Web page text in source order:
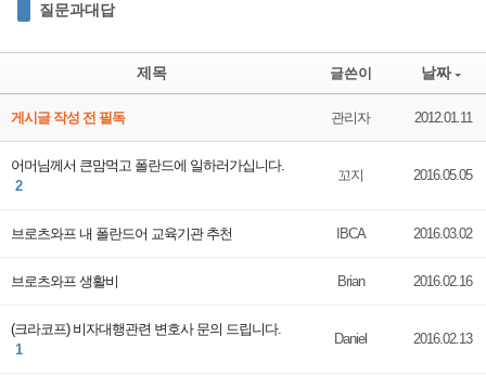
질문과대답
제목 글쓴이 날짜
게시글 작성 전 필독 관리자 2012.01.11
어머님께서 큰맘먹고 폴란드에 일하러가십니다.
2
꼬지 2016.05.05
브로츠와프 내 폴란드어 교육기관 추천 IBCA 2016.03.02
브로츠와프 생활비 Brian 2016.02.16
(크라코프) 비자대행관련 변호사 문의 드립니다.
1
Daniel 2016.02.13